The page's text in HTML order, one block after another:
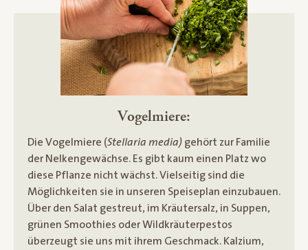
Vogelmiere:
Die Vogelmiere (Stellaria media) gehört zur Familie
der Nelkengewächse. Es gibt kaum einen Platz wo
diese Pflanze nicht wächst. Vielseitig sind die
Möglichkeiten sie in unseren Speiseplan einzubauen.
Über den Salat gestreut, im Kräutersalz, in Suppen,
grünen Smoothies oder Wildkräuterpestos
überzeugt sie uns mit ihrem Geschmack. Kalzium,